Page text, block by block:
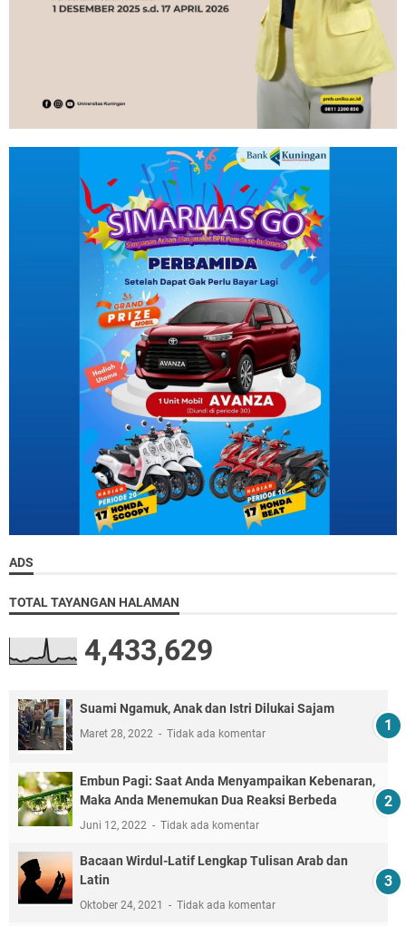
ADS
TOTAL TAYANGAN HALAMAN
4,433,629
Suami Ngamuk, Anak dan Istri Dilukai Sajam
Maret 28, 2022 Tidak ada komentar
Embun Pagi: Saat Anda Menyampaikan Kebenaran,
Maka Anda Menemukan Dua Reaksi Berbeda
Juni 12, 2022 Tidak ada komentar
Bacaan Wirdul-Latif Lengkap Tulisan Arab dan
Latin
Oktober 24, 2021 Tidak ada komentar